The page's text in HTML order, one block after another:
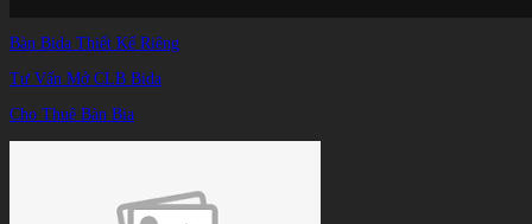
Bàn Bida Thiết Kế Riêng
Tư Vấn Mở CLB Bida
Cho Thuê Bàn Bia